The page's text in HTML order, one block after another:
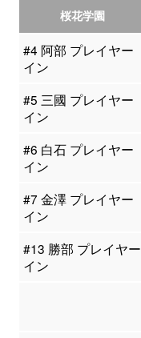
桜花学園
#4 阿部 プレイヤー
イン
#5 三國 プレイヤー
イン
#6 白石 プレイヤー
イン
#7 金澤 プレイヤー
イン
#13 勝部 プレイヤー
イン